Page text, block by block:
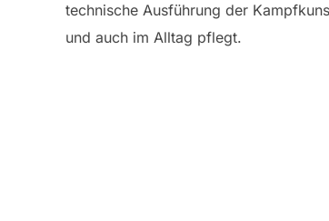
technische Ausführung der
und auch im Alltag pflegt.